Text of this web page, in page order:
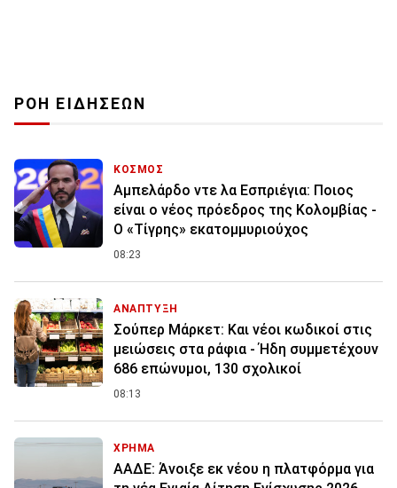
ΡΟΗ ΕΙΔΗΣΕΩΝ
ΚΟΣΜΟΣ
Αμπελάρδο ντε λα Εσπριέγια: Ποιος
είναι ο νέος πρόεδρος της Κολομβίας -
Ο «Τίγρης» εκατομμυριούχος
08:23
ΑΝΑΠΤΥΞΗ
Σούπερ Μάρκετ: Και νέοι κωδικοί στις
μειώσεις στα ράφια - Ήδη συμμετέχουν
686 επώνυμοι, 130 σχολικοί
08:13
ΧΡΗΜΑ
ΑΑΔΕ: Άνοιξε εκ νέου η πλατφόρμα για